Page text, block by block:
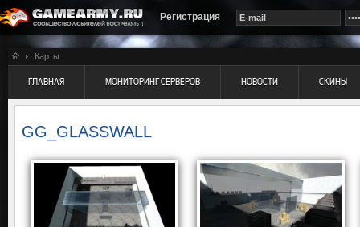
Регистрация
Карты
ГЛАВНАЯ МОНИТОРИНГ СЕРВЕРОВ НОВОСТИ СКИНЫ
GG_GLASSWALL